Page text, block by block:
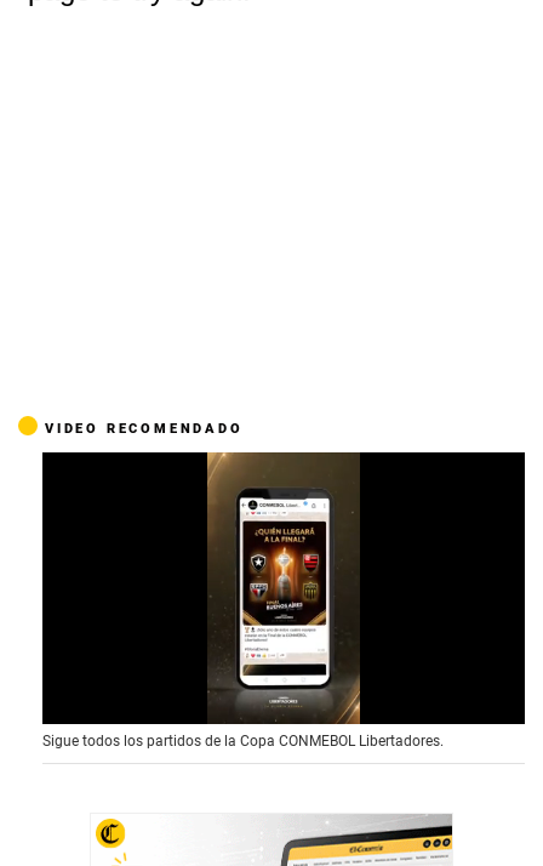
VIDEO RECOMENDADO
0
o
f
Sigue todos los partidos de la Copa CONMEBOL Libertadores.